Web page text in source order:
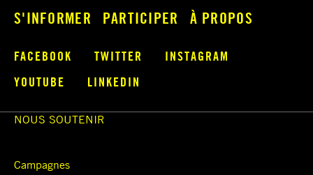
S'INFORMER PARTICIPER À PROPOS
FACEBOOK TWITTER
INSTAGRAM
YOUTUBE
LINKEDIN
NOUS SOUTENIR
Campagnes